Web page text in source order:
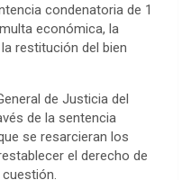
condenatoria de 1
económica, la
restitución del bien
de Justicia del
de la sentencia
se resarcieran los
el derecho de